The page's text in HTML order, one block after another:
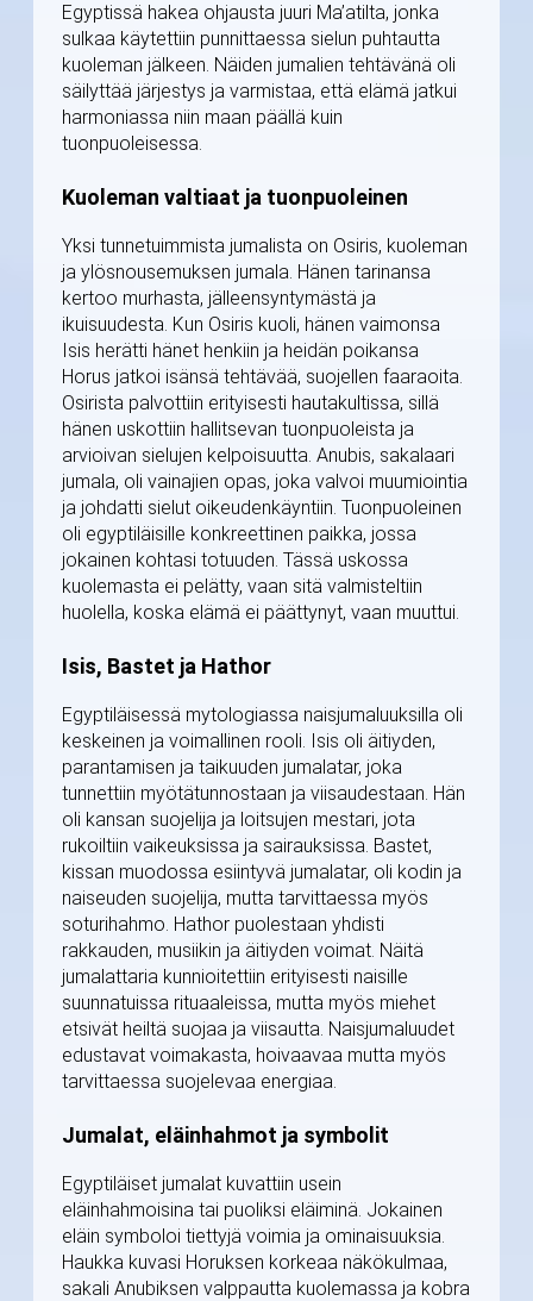
Egyptissä hakea ohjausta juuri Ma’atilta, jonka
sulkaa käytettiin punnittaessa sielun puhtautta
kuoleman jälkeen. Näiden jumalien tehtävänä oli
säilyttää järjestys ja varmistaa, että elämä jatkui
harmoniassa niin maan päällä kuin
tuonpuoleisessa.
Kuoleman valtiaat ja tuonpuoleinen
Yksi tunnetuimmista jumalista on Osiris, kuoleman
ja ylösnousemuksen jumala. Hänen tarinansa
kertoo murhasta, jälleensyntymästä ja
ikuisuudesta. Kun Osiris kuoli, hänen vaimonsa
Isis herätti hänet henkiin ja heidän poikansa
Horus jatkoi isänsä tehtävää, suojellen faaraoita.
Osirista palvottiin erityisesti hautakultissa, sillä
hänen uskottiin hallitsevan tuonpuoleista ja
arvioivan sielujen kelpoisuutta. Anubis, sakalaari
jumala, oli vainajien opas, joka valvoi muumiointia
ja johdatti sielut oikeudenkäyntiin. Tuonpuoleinen
oli egyptiläisille konkreettinen paikka, jossa
jokainen kohtasi totuuden. Tässä uskossa
kuolemasta ei pelätty, vaan sitä valmisteltiin
huolella, koska elämä ei päättynyt, vaan muuttui.
Isis, Bastet ja Hathor
Egyptiläisessä mytologiassa naisjumaluuksilla oli
keskeinen ja voimallinen rooli. Isis oli äitiyden,
parantamisen ja taikuuden jumalatar, joka
tunnettiin myötätunnostaan ja viisaudestaan. Hän
oli kansan suojelija ja loitsujen mestari, jota
rukoiltiin vaikeuksissa ja sairauksissa. Bastet,
kissan muodossa esiintyvä jumalatar, oli kodin ja
naiseuden suojelija, mutta tarvittaessa myös
soturihahmo. Hathor puolestaan yhdisti
rakkauden, musiikin ja äitiyden voimat. Näitä
jumalattaria kunnioitettiin erityisesti naisille
suunnatuissa rituaaleissa, mutta myös miehet
etsivät heiltä suojaa ja viisautta. Naisjumaluudet
edustavat voimakasta, hoivaavaa mutta myös
tarvittaessa suojelevaa energiaa.
Jumalat, eläinhahmot ja symbolit
Egyptiläiset jumalat kuvattiin usein
eläinhahmoisina tai puoliksi eläiminä. Jokainen
eläin symboloi tiettyjä voimia ja ominaisuuksia.
Haukka kuvasi Horuksen korkeaa näkökulmaa,
sakali Anubiksen valppautta kuolemassa ja kobra